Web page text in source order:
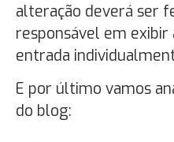
alteração deverá ser
responsável em exibir
entrada
E por último vamos
do blog: